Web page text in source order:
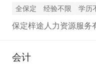
全保定 经验不限 学历
保定梓途人力资源服务
会计